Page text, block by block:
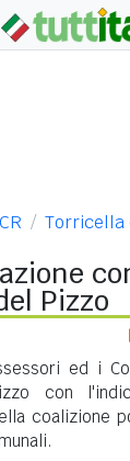
CR Torricella
Pizzo
ed i
con
coalizione